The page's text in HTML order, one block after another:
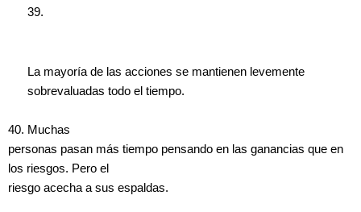
39.
La mayoría de las acciones se mantienen levemente
sobrevaluadas todo el tiempo.
40. Muchas
personas pasan más tiempo pensando en las ganancias que en
los riesgos. Pero el
riesgo acecha a sus espaldas.